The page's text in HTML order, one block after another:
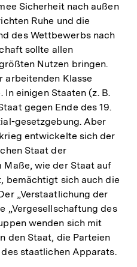
Sicherheit nach außen
Ruhe und die
des Wettbewerbs nach
sollte allen
Nutzen bringen.
arbeitenden Klasse
einigen Staaten (z. B.
gegen Ende des 19.
gesetzgebung. Aber
entwickelte sich der
Staat der
Maße, wie der Staat auf
bemächtigt sich auch die
„Verstaatlichung der
„Vergesellschaftung des
wenden sich mit
den Staat, die Parteien
staatlichen Apparats.